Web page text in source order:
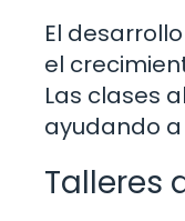
El
el
Las clases
ayudando
Talleres